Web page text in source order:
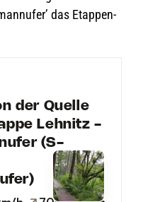
das Etap­pen­